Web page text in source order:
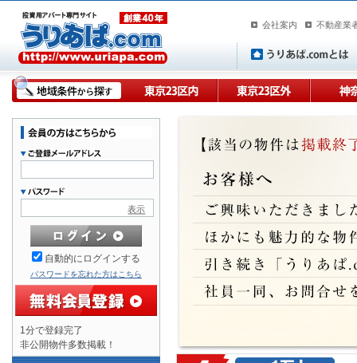
会社案内 不動産業
表示
自動的にログインする
パスワードを忘れた方はこちら
1分で登録完了
非公開物件多数掲載！